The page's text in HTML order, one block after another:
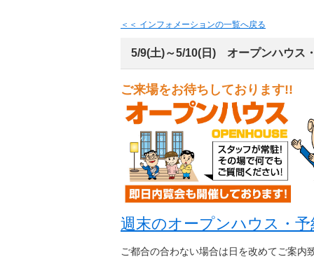
＜＜ インフォメーションの一覧へ戻る
5/9(土)～5/10(日) オープンハウス
ご来場をお待ちしております!!
週末のオープンハウス・予
ご都合の合わない場合は日を改めてご案内